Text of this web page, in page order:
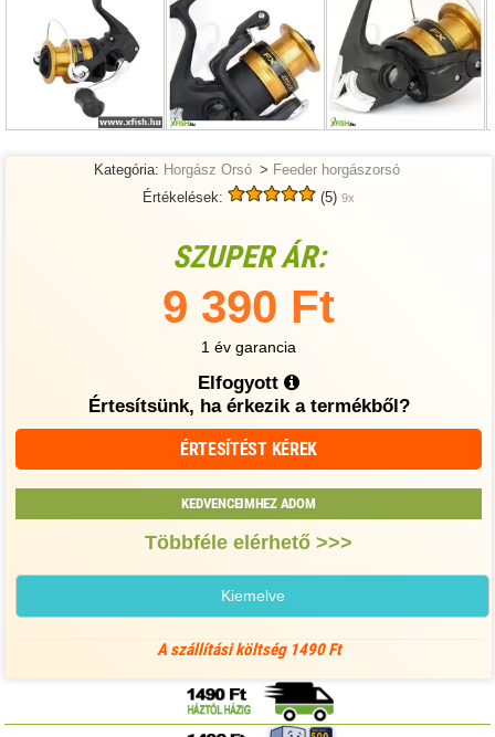
Kategória: Horgász Orsó > Feeder horgászorsó
Értékelések:
(5) 9x
SZUPER ÁR:
9 390 Ft
1 év garancia
Elfogyott
Értesítsünk, ha érkezik a termékből?
ÉRTESÍTÉST KÉREK
KEDVENCEIMHEZ ADOM
Többféle elérhető >>>
Kiemelve
A szállítási költség 1490 Ft